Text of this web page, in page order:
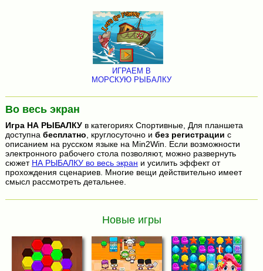
ИГРАЕМ В
МОРСКУЮ РЫБАЛКУ
Во весь экран
Игра НА РЫБАЛКУв категориях Спортивные, Для планшета
доступна бесплатно, круглосуточно и без регистрации с
описанием на русском языке на Min2Win. Если возможности
электронного рабочего стола позволяют, можно развернуть
сюжет НА РЫБАЛКУ во весь экран и усилить эффект от
прохождения сценариев. Многие вещи действительно имеет
смысл рассмотреть детальнее.
Новые игры